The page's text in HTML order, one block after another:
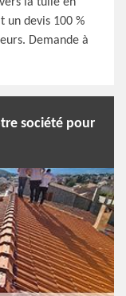
un devis 100 %
Demande à
société pour